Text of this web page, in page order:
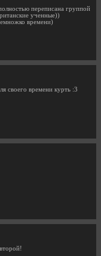
переписана группой
ученные))
времени)
своего времени курть :3